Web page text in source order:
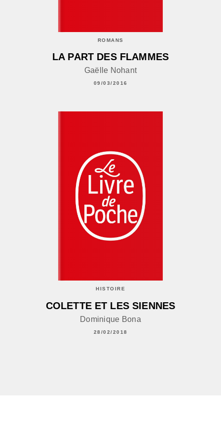
ROMANS
LA PART DES FLAMMES
Gaëlle Nohant
09/03/2016
HISTOIRE
COLETTE ET LES SIENNES
Dominique Bona
28/02/2018